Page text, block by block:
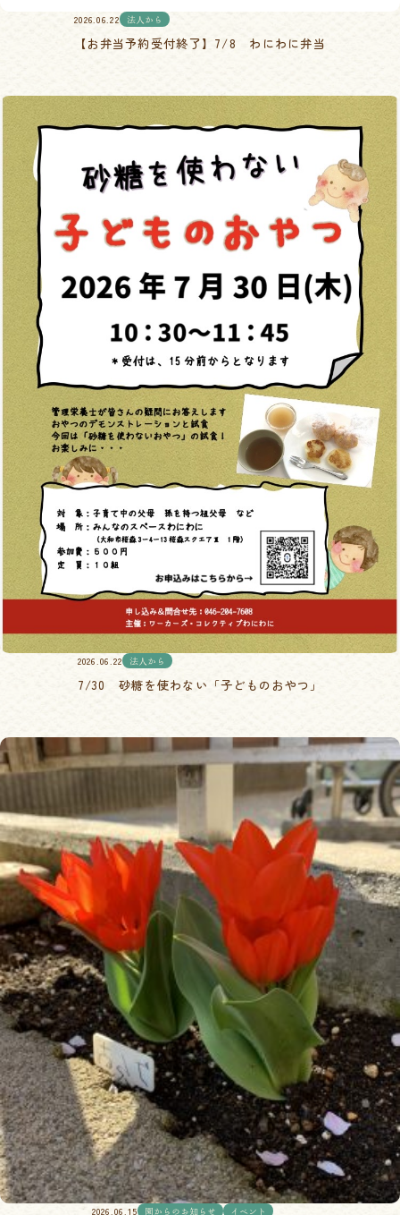
2026.06.22 法人から
【お弁当予約受付終了】7/8 わにわに弁当
2026.06.22 法人から
7/30 砂糖を使わない「子どものおやつ」
2026.06.15 園からのお知らせ イベント